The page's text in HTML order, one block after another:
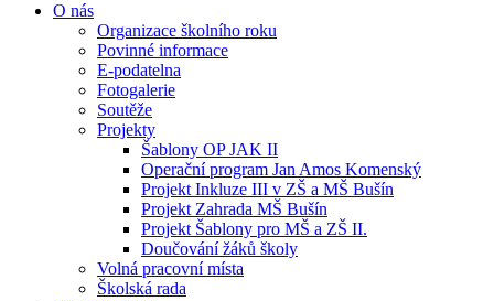
O nás
Organizace školního roku
Povinné informace
E-podatelna
Fotogalerie
Soutěže
Projekty
Šablony OP JAK II
Operační program Jan Amos Komenský
Projekt Inkluze III v ZŠ a MŠ Bušín
Projekt Zahrada MŠ Bušín
Projekt Šablony pro MŠ a ZŠ II.
Doučování žáků školy
Volná pracovní místa
Školská rada